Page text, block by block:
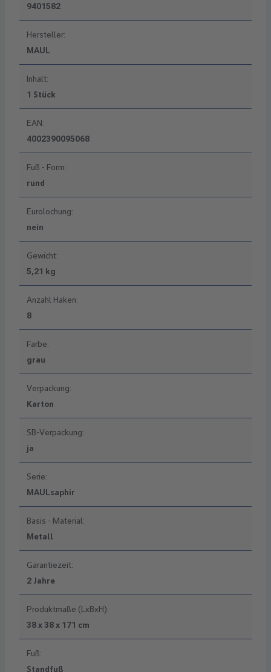
9401582
Hersteller:
MAUL
Inhalt:
1 Stück
EAN:
4002390095068
Fuß - Form:
rund
Eurolochung:
nein
Gewicht:
5,21 kg
Anzahl Haken:
8
Farbe:
grau
Verpackung:
Karton
SB-Verpackung:
ja
Serie:
MAULsaphir
Basis - Material:
Metall
Garantiezeit:
2 Jahre
Produktmaße (LxBxH):
38 x 38 x 171 cm
Fuß:
Standfuß